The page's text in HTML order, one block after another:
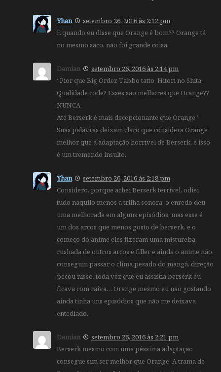
Yhan
setembro 26, 2016 às 2:12 pm
E quando eu disse que Orange é bom?? Orange tá
no mesmo saco, não foi grande coisa.
Damian
setembro 26, 2016 às 2:14 pm
“Pior que Big Order, Tabbo tatto, Hitori no Shita,
Qualidade code? Esses são melhores que Orange??
NUNCA
Até Berserk é mais decepcionante que Orange.”
Suas palavras deixam claro que considera Orange
melhor que a adaptação horrível de Berserk, e isso
é um tremendo insulto.
Yhan
setembro 26, 2016 às 2:18 pm
Considero, porque achei Berserk terrível, odiei
tudo naquilo menos a trilha sonora, o enredo deu
uma melhorada em alguns episódios, mas esse é
um dos arcos que menos gosto de berserk, e o
começo do anime eles fizeram uma mistureba
rushada de outros arcos e filler e ainda o anime não
conseguiu passar o clima pesado do mangá, direção
pecou nisso, toda vez que eu assistia berserk eu
ficava com raiva… Orange mesmo eu não gostando
ainda tinha uns episódios que não me deixava
entediado.
Damian
setembro 26, 2016 às 2:21 pm
Berserk mesmo com uma péssima adaptação
consegue sim ser melhor que Orange. A trama de